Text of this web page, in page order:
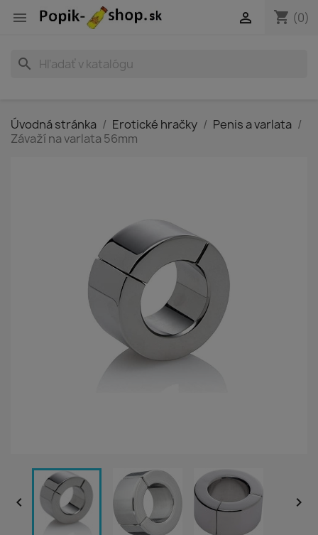
 shopping_cart (0)

search
Úvodná stránka Erotické hračky
Penis a varlata
Závaží na varlata 56mm
 